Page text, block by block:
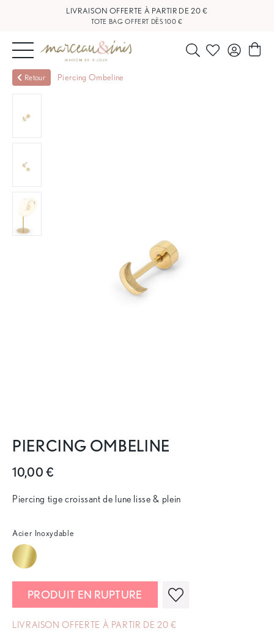
LIVRAISON OFFERTE À PARTIR DE 20 €
TOTE BAG OFFERT DÈS 100 €
NOUVEAUTÉS
OUTLET
NOS
BOUTIQUES
Retour Piercing Ombeline
PIERCING OMBELINE
10,00 €
Piercing tige croissant de lune lisse & plein
Acier Inoxydable
PRODUIT EN RUPTURE
LIVRAISON OFFERTE À PARTIR DE 20 €